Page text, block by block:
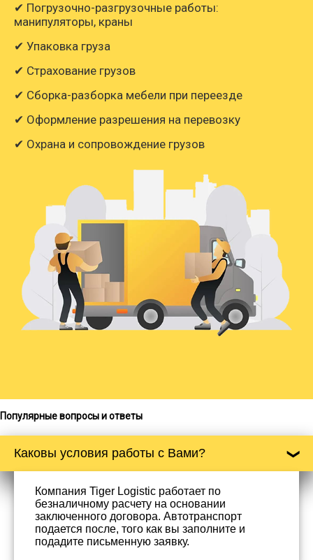
✔ Погрузочно-разгрузочные работы:
манипуляторы, краны
✔ Упаковка груза
✔ Страхование грузов
✔ Сборка-разборка мебели при переезде
✔ Оформление разрешения на перевозку
✔ Охрана и сопровождение грузов
Популярные вопросы и ответы
Каковы условия работы с Вами?
Компания Tiger Logistic работает по
безналичному расчету на основании
заключенного договора. Автотранспорт
подается после, того как вы заполните и
подадите письменную заявку.